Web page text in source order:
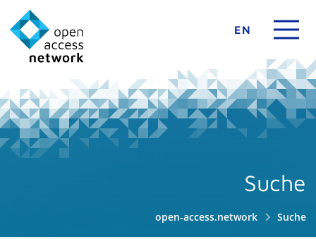
EN
Suche
open-access.network Suche